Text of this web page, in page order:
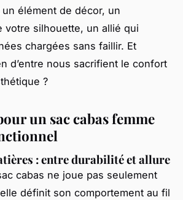
un élément de décor, un
votre silhouette, un allié qui
chargées sans faillir. Et
d’entre nous sacrifient le confort
?
un sac cabas femme
: entre durabilité et allure
cabas ne joue pas seulement
définit son comportement au fil